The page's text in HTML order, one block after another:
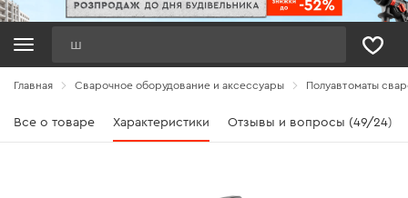
Главная Сварочное оборудование и аксессуары Полуавтоматы
Все о товаре Характеристики Отзывы и вопросы (49/24)